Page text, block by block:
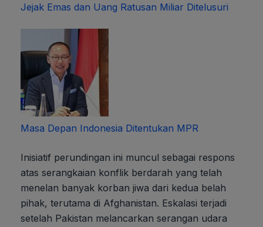
Jejak Emas dan Uang Ratusan Miliar Ditelusuri
Masa Depan Indonesia Ditentukan MPR
Inisiatif perundingan ini muncul sebagai respons
atas serangkaian konflik berdarah yang telah
menelan banyak korban jiwa dari kedua belah
pihak, terutama di Afghanistan. Eskalasi terjadi
setelah Pakistan melancarkan serangan udara